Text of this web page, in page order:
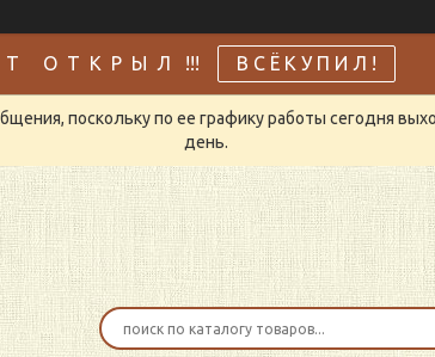
Т О Т К Р Ы Л !!! В С Ё К У П И Л !
поскольку по ее графику работы сегодня
день.